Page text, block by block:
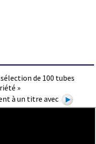
de 100 tubes
»
à un titre avec